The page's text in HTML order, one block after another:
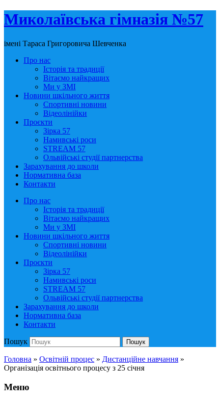
Миколаївська гімназія №57
імені Тараса Григоровича Шевченка
Про нас
Історія та традиції
Вітаємо найкращих
Ми у ЗМІ
Новини шкільного життя
Спортивні новини
Відеолінійки
Проєкти
Зірка 57
Намивські роси
STREAM 57
Ольвійські студії партнерства
Зарахування до школи
Нормативна база
Контакти
Про нас
Історія та традиції
Вітаємо найкращих
Ми у ЗМІ
Новини шкільного життя
Спортивні новини
Відеолінійки
Проєкти
Зірка 57
Намивські роси
STREAM 57
Ольвійські студії партнерства
Зарахування до школи
Нормативна база
Контакти
Пошук Пошук
Головна » Освітній процес » Дистанційне навчання »
Організація освітнього процесу з 25 січня
Меню